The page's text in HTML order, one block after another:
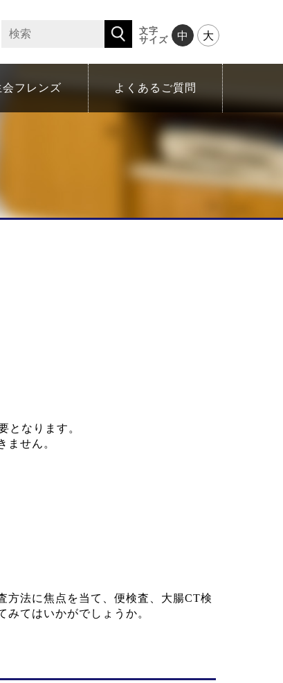
文字
サイズ
中 大
会フレンズ よくあるご質問
となります。
ません。
方法に焦点を当て、便検査、大腸CT検
てはいかがでしょうか。